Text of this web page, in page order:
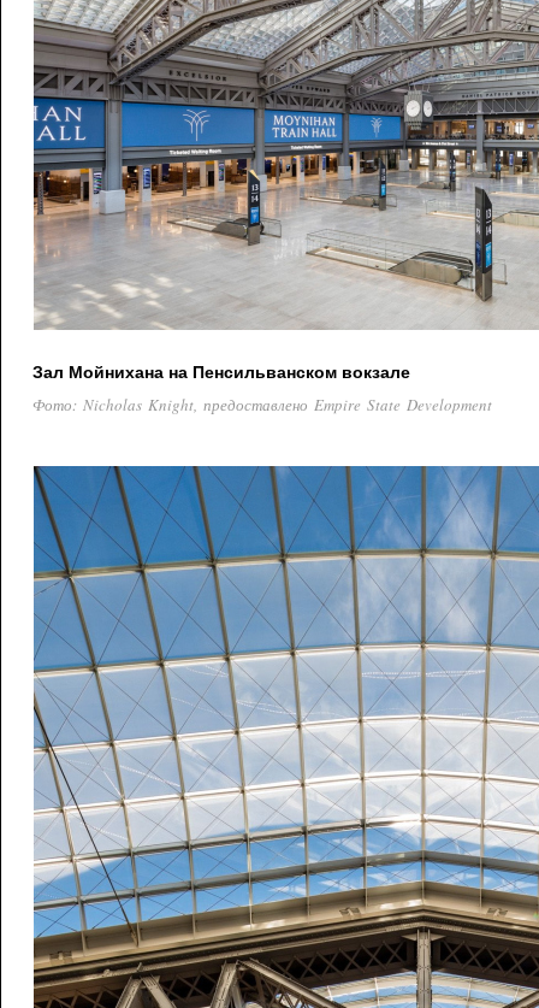
Зал Мойнихана на Пенсильванском вокзале
Фото: Nicholas Knight, предоставлено Empire State Development